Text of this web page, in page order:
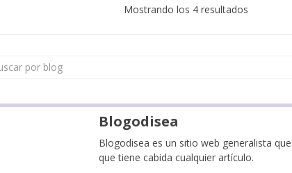
Mostrando los 4 resultados
Blogodisea
Blogodisea es un sitio web generalista
que tiene cabida cualquier artículo.